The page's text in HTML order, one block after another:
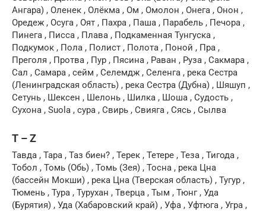
Ангара) , Оленек , Олёкма , Ом , Омолон , Онега , Онон ,
Оредеж , Осуга , Оят , Пахра , Паша , Парабель , Печора ,
Пинега , Писса , Плава , Подкаменная Тунгуска ,
Подкумок , Пола , Полист , Полота , Поной , Пра ,
Преголя , Протва , Пур , Пясина , Раван , Руза , Сакмара ,
Сал , Самара , сейм , Селемдж , Селенга , река Сестра
(Ленинградская область) , река Сестра (Дубна) , Шяшуп ,
Сетунь , Шексен , Шелонь , Шилка , Шоша , Судость ,
Сухона , Suola , сура , Свирь , Свияга , Сясь , Сылва
T – Z
Тавда , Тара , Таз биен? , Терек , Тетере , Теза , Тигода ,
Тобол , Томь (Обь) , Томь (Зея) , Тосна , река Цна
(бассейн Мокши) , река Цна (Тверская область) , Тугур ,
Тюмень , Тура , Турухан , Тверца , Тым , Тюнг , Уда
(Бурятия) , Уда (Хабаровский край) , Уфа , Уфтюга , Угра ,